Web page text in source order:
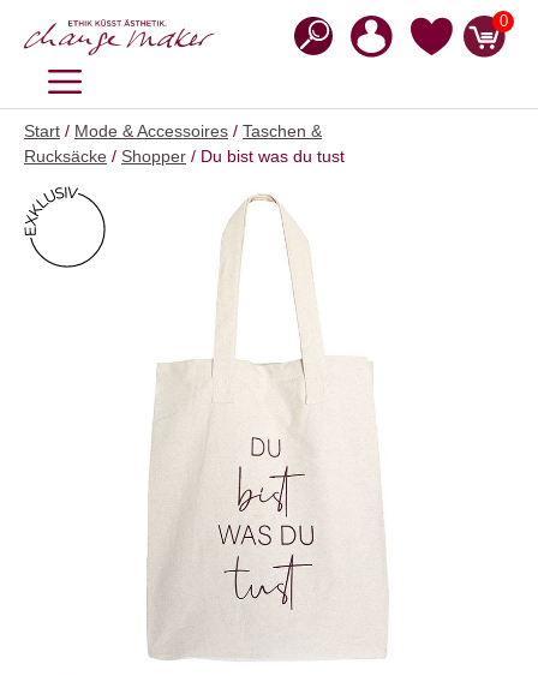
Inhalt
0
MENÜ
Start / Mode & Accessoires / Taschen &
Rucksäcke / Shopper / Du bist was du tust